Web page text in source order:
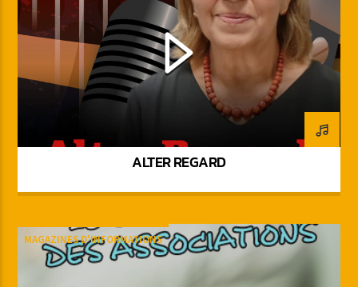
ALTER REGARD
MAGAZINES D'INFORMATIONS